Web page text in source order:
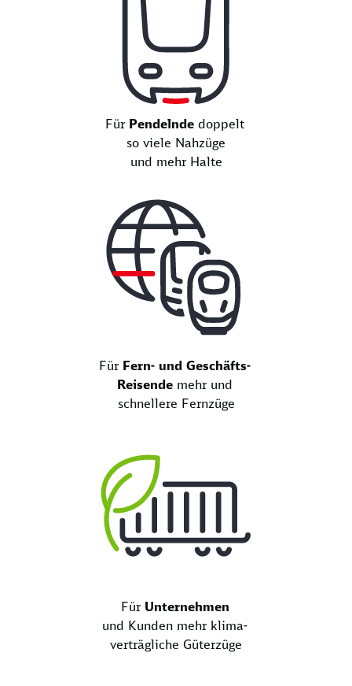
Für Pendelnde doppelt
so viele Nahzüge
und mehr Halte
Für Fern- und Geschäfts-
Reisende mehr und
schnellere Fernzüge
Für Unternehmen
und Kunden mehr klima-
verträgliche Güterzüge